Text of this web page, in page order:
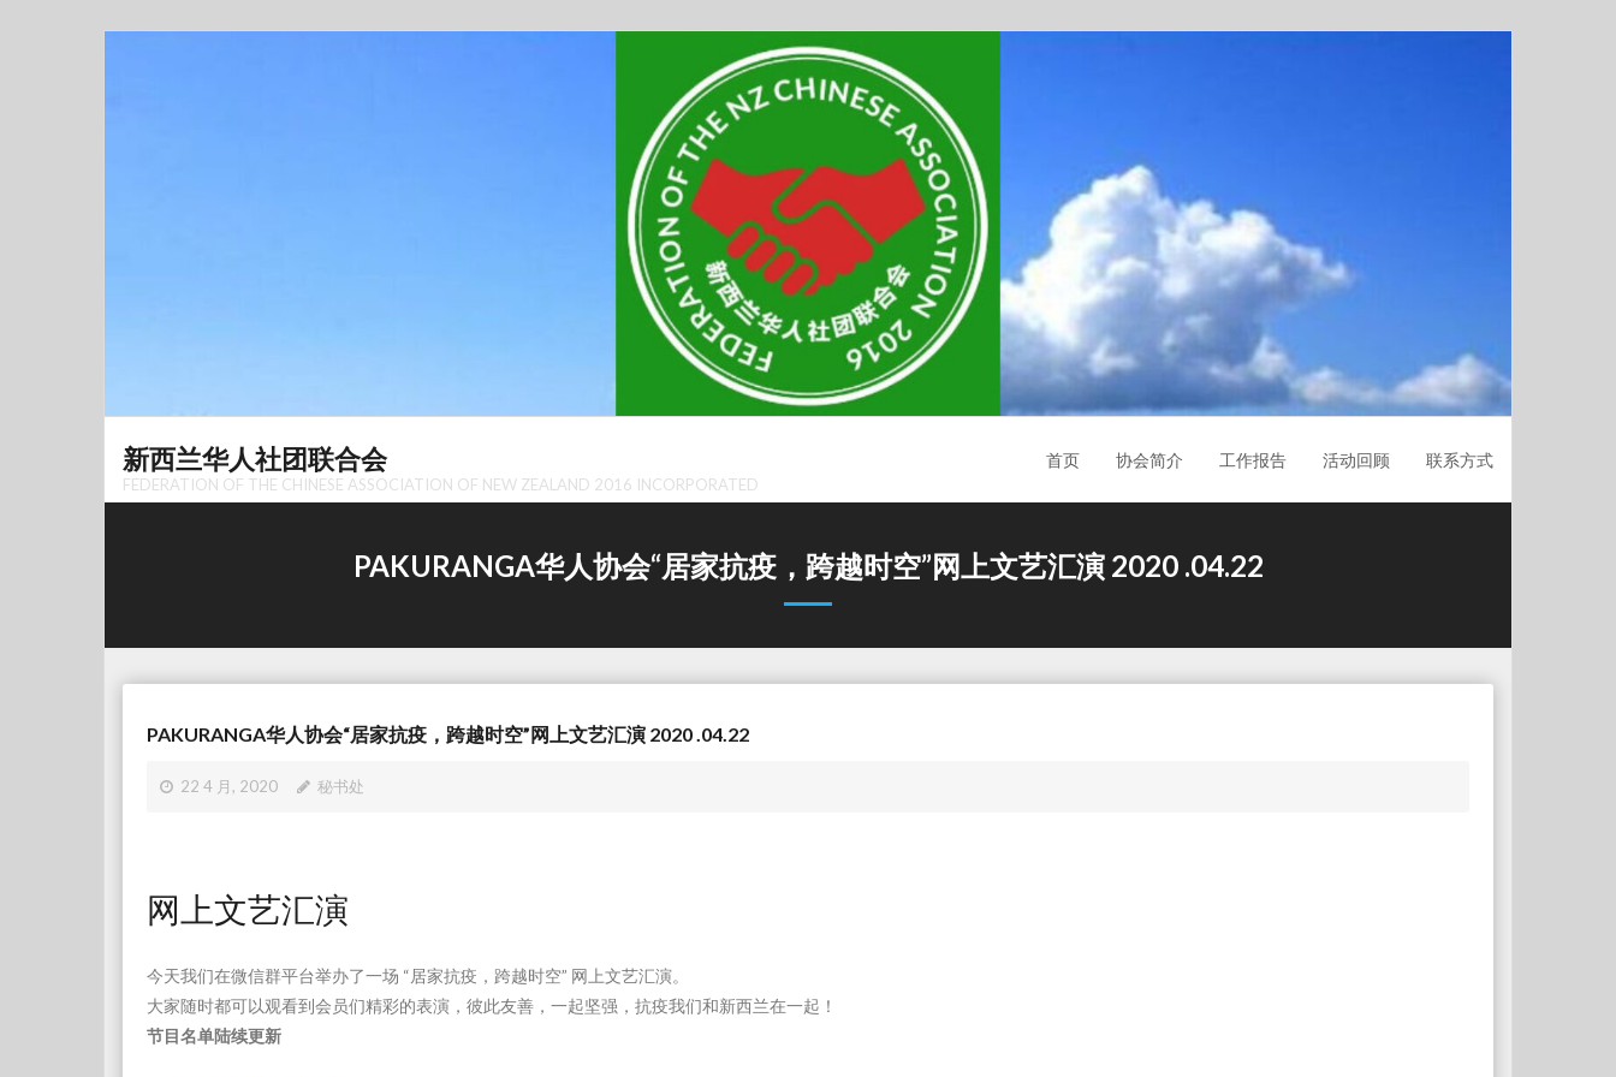
新西兰华人社团联合会
FEDERATION OF THE CHINESE ASSOCIATION OF NEW ZEALAND 2016 INCORPORATED
首页 协会简介 工作报告 活动回顾 联系方式
PAKURANGA华人协会“居家抗疫，跨越时空”网上文艺汇演 2020 .04.22
PAKURANGA华人协会“居家抗疫，跨越时空”网上文艺汇演 2020 .04.22
22 4 月, 2020 秘书处
网上文艺汇演
今天我们在微信群平台举办了一场 “居家抗疫，跨越时空” 网上文艺汇演。
大家随时都可以观看到会员们精彩的表演，彼此友善，一起坚强，抗疫我们和新西兰在一起！
节目名单陆续更新